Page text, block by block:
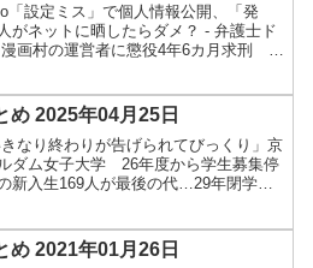
「設定ミス」で個人情報公開、「発
がネットに晒したらダメ？ - 弁護士ド
画村の運営者に懲役4年6カ月求刑 著
め 2025年04月25日
なり終わりが告げられてびっくり」京
ダム女子大学 26年度から学生募集停
新入生169人が最後の代…29年閉学見
め 2021年01月26日